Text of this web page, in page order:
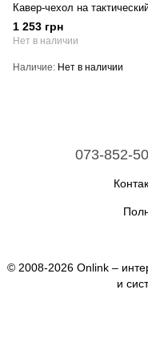
Кавер-чехол на
шлем
1 253 грн
Нет в наличии
Наличие Нет в наличии
073-852-
© 2008-2026 Onlink –
и